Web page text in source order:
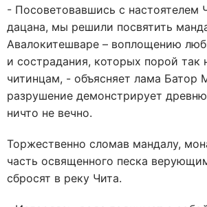
- Посоветовавшись с настоятелем
дацана, мы решили посвятить
Авалокитешваре – воплощению
и сострадания, которых порой так
читинцам, - объясняет лама Батор
разрушение демонстрирует
ничто не вечно.
Торжественно сломав мандалу,
часть освященного песка
сбросят в реку Чита.